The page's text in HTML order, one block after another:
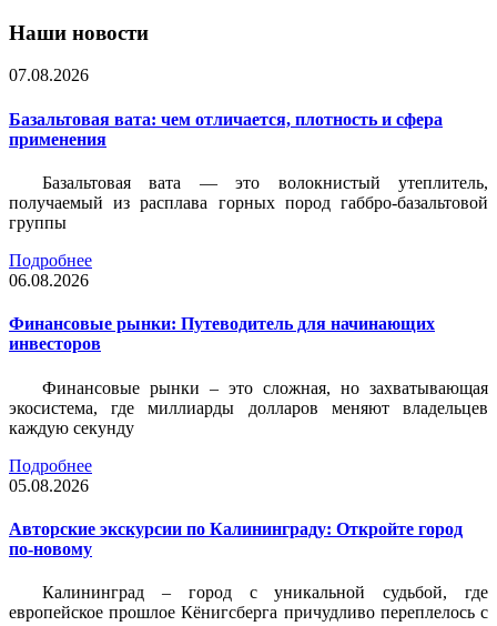
Наши новости
07.08.2026
Базальтовая вата: чем отличается, плотность и сфера
применения
Базальтовая вата — это волокнистый утеплитель,
получаемый из расплава горных пород габбро-базальтовой
группы
Подробнее
06.08.2026
Финансовые рынки: Путеводитель для начинающих
инвесторов
Финансовые рынки – это сложная, но захватывающая
экосистема, где миллиарды долларов меняют владельцев
каждую секунду
Подробнее
05.08.2026
Авторские экскурсии по Калининграду: Откройте город
по-новому
Калининград – город с уникальной судьбой, где
европейское прошлое Кёнигсберга причудливо переплелось с